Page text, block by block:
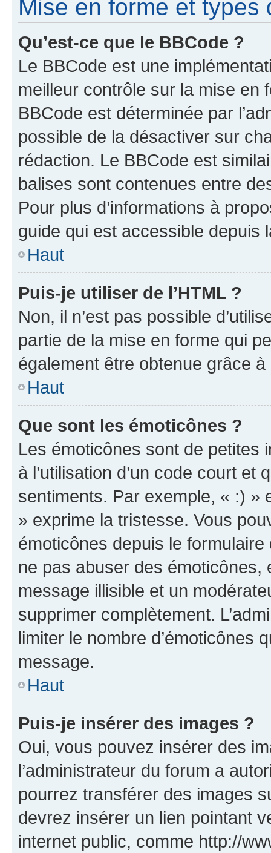
Mise en forme et types
Qu’est-ce que le BBCode ?
Le BBCode est une
meilleur contrôle sur la mise en
BBCode est déterminée par
possible de la désactiver sur
rédaction. Le BBCode est
balises sont contenues entre
Pour plus d’informations à
guide qui est accessible depuis
Haut
Puis-je utiliser de l’HTML ?
Non, il n’est pas possible
partie de la mise en forme qui
également être obtenue grâce à
Haut
Que sont les émoticônes ?
Les émoticônes sont de petites
à l’utilisation d’un code court et
sentiments. Par exemple, « :) »
» exprime la tristesse. Vous
émoticônes depuis le
ne pas abuser des
message illisible et un
supprimer complètement.
limiter le nombre d’émoticônes
message.
Haut
Puis-je insérer des images ?
Oui, vous pouvez insérer des
l’administrateur du forum a
pourrez transférer des images
devrez insérer un lien pointant
internet public, comme http://